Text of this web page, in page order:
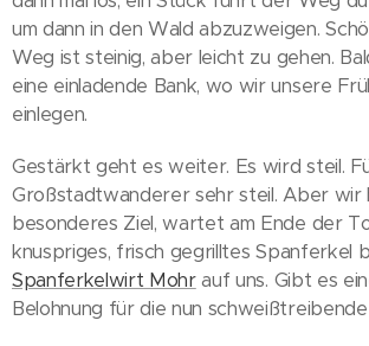
um dann in den Wald abzuzweigen.
Weg ist steinig, aber leicht zu gehen.
eine einladende Bank, wo wir unsere
einlegen.
Gestärkt geht es weiter. Es wird steil.
Großstadtwanderer sehr steil. Aber wir
besonderes Ziel, wartet am Ende der
knuspriges, frisch gegrilltes Spanferkel
Spanferkelwirt Mohrauf uns. Gibt es
Belohnung für die nun